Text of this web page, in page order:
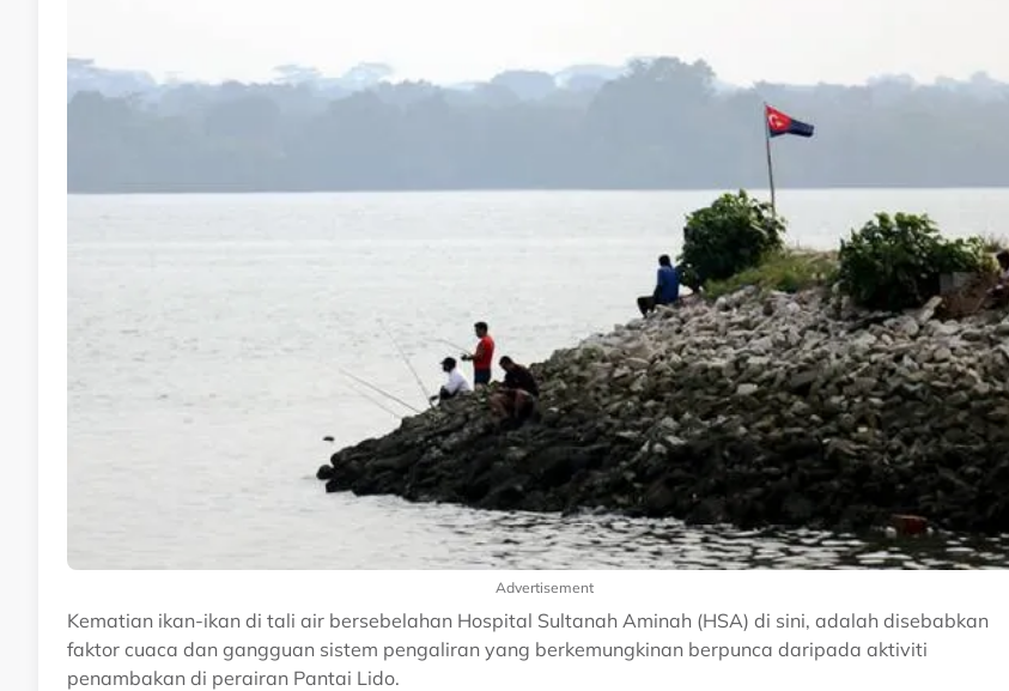
Advertisement
Kematian ikan-ikan di tali air bersebelahan Hospital Sultanah Aminah (HSA) di sini, adalah disebabkan
faktor cuaca dan gangguan sistem pengaliran yang berkemungkinan berpunca daripada aktiviti
penambakan di perairan Pantai Lido.